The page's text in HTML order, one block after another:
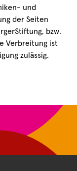
und
der Seiten
bzw.
Verbreitung ist
zulässig.